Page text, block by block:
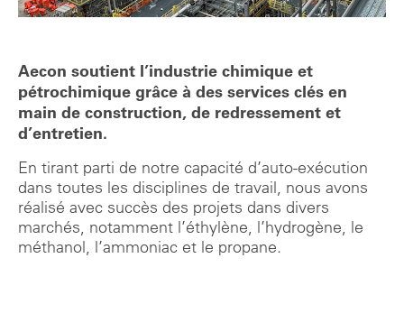
Aecon soutient l’industrie chimique et
pétrochimique grâce à des services clés en
main de construction, de redressement et
d’entretien.
En tirant parti de notre capacité d’auto-exécution
dans toutes les disciplines de travail, nous avons
réalisé avec succès des projets dans divers
marchés, notamment l’éthylène, l’hydrogène, le
méthanol, l’ammoniac et le propane.